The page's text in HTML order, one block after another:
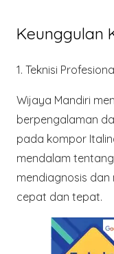
Keunggulan
1. Teknisi
Wijaya Mandiri
berpengalaman
pada kompor
mendalam
mendiagnosis
cepat dan tepat.